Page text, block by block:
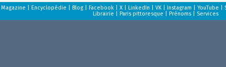
Magazine Encyclopédie Blog| Facebook| X| LinkedIn VK| Instagram YouTube
Librairie
Paris pittoresque Prénoms| Services